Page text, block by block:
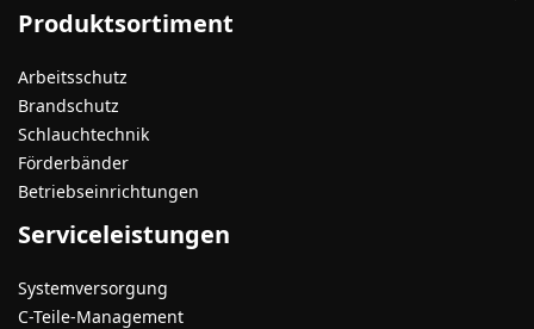
Produktsortiment
Arbeitsschutz
Brandschutz
Schlauchtechnik
Förderbänder
Betriebseinrichtungen
Serviceleistungen
Systemversorgung
C-Teile-Management